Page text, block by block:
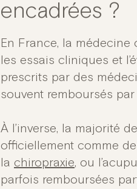
encadrées ?
En France, la
les essais cliniques et
prescrits par des
souvent remboursés
À l’inverse, la majorité
officiellement comme
la chiropraxie, ou
parfois remboursées